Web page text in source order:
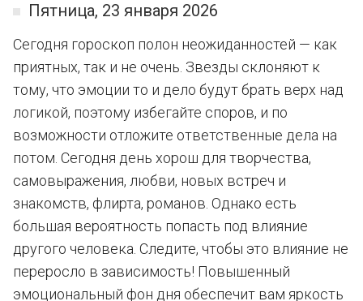
Пятница, 23 января 2026
Сегодня гороскоп полон неожиданностей — как
приятных, так и не очень. Звезды склоняют к
тому, что эмоции то и дело будут брать верх над
логикой, поэтому избегайте споров, и по
возможности отложите ответственные дела на
потом. Сегодня день хорош для творчества,
самовыражения, любви, новых встреч и
знакомств, флирта, романов. Однако есть
большая вероятность попасть под влияние
другого человека. Следите, чтобы это влияние не
переросло в зависимость! Повышенный
эмоциональный фон дня обеспечит вам яркость